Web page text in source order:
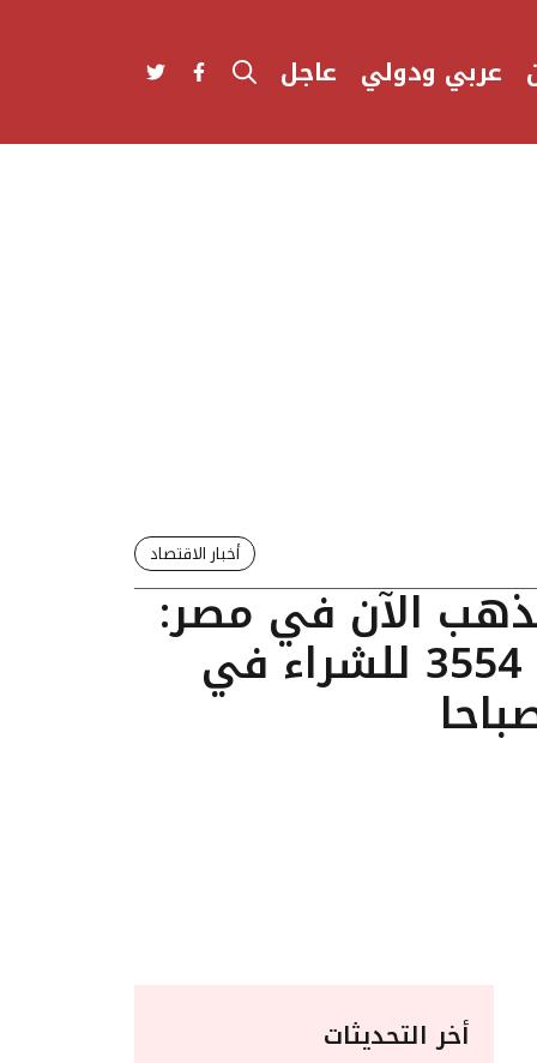
عربي ودولي عاجل
أخبار الاقتصاد
الآن في مصر:
عيار 24 يسجل 3554 للشراء في
أخر التحديثات